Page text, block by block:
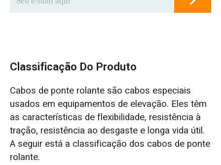
Classificação Do Produto
Cabos de ponte rolante são cabos especiais
usados em equipamentos de elevação. Eles têm
as características de flexibilidade, resistência à
tração, resistência ao desgaste e longa vida útil.
A seguir está a classificação dos cabos de ponte
rolante.